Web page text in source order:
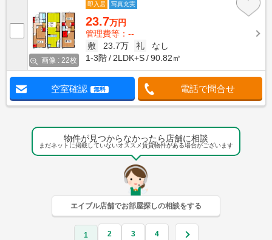
画像 : 22枚
即入居 写真充実
23.7万円
管理費等：--
敷
23.7万 礼
なし
1-3階
2LDK+S 90.82㎡
空室確認 無料 電話で問合せ
物件が見つからなかったら店舗に相談
まだネットに掲載していないオススメ賃貸物件がある場合がございます
エイブル店舗でお部屋探しの相談をする
1 2 3 4